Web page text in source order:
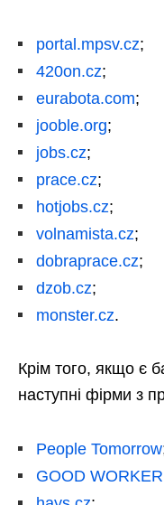
portal.mpsv.cz;
420on.cz;
eurabota.com;
jooble.org;
jobs.cz;
prace.cz;
hotjobs.cz;
volnamista.cz;
dobraprace.cz;
dzob.cz;
monster.cz.
Крім того, якщо є
наступні фірми з
People Tomorrow
GOOD